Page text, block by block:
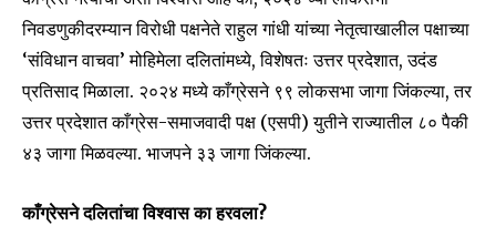
निवडणुकीदरम्यान विरोधी पक्षनेते राहुल गांधी यांच्या नेतृत्वाखालील पक्षाच्या
‘संविधान वाचवा’ मोहिमेला दलितांमध्ये, विशेषतः उत्तर प्रदेशात, उदंड
प्रतिसाद मिळाला. २०२४ मध्ये काँग्रेसने ९९ लोकसभा जागा जिंकल्या, तर
उत्तर प्रदेशात काँग्रेस-समाजवादी पक्ष (एसपी) युतीने राज्यातील ८० पैकी
४३ जागा मिळवल्या. भाजपने ३३ जागा जिंकल्या.
काँग्रेसने दलितांचा विश्वास का हरवला?